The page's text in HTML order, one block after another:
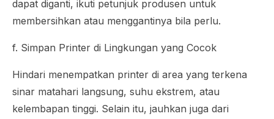
dapat diganti, ikuti petunjuk produsen untuk
membersihkan atau menggantinya bila perlu.
f. Simpan Printer di Lingkungan yang Cocok
Hindari menempatkan printer di area yang terkena
sinar matahari langsung, suhu ekstrem, atau
kelembapan tinggi. Selain itu, jauhkan juga dari